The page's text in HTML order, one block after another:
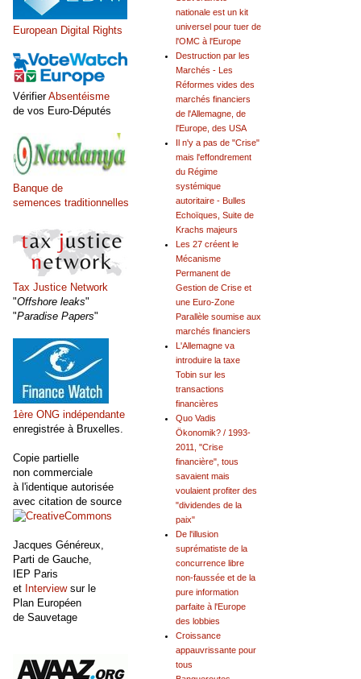
nationale est un kit
universel pour tuer de
l'OMC à l'Europe
Destruction par les
Marchés - Les
Réformes vides des
marchés financiers
de l'Allemagne, de
l'Europe, des USA
Il n'y a pas de "Crise"
mais l'effondrement
du Régime
systémique
autoritaire - Bulles
Echoïques, Suite de
Krachs majeurs
Les 27 créent le
Mécanisme
Permanent de
Gestion de Crise et
une Euro-Zone
Parallèle soumise aux
marchés financiers
L'Allemagne va
introduire la taxe
Tobin sur les
transactions
financières
Quo Vadis
Ökonomik? / 1993-
2011, "Crise
financière", tous
savaient mais
voulaient profiter des
"dividendes de la
paix"
De l'illusion
suprématiste de la
concurrence libre
non-faussée et de la
pure information
parfaite à l'Europe
des lobbies
Croissance
appauvrissante pour
tous
European Digital Rights
VérifierAbsentéisme
de vos Euro-Députés
Banque de
semences traditionnelles
Tax Justice Network
"Offshore leaks"
"Paradise Papers"
1ère ONG indépendante
enregistrée à Bruxelles.
Copie partielle
non commerciale
à l'identique autorisée
avec citation de source
Jacques Généreux,
Parti de Gauche,
IEP Paris
et Interviewsur le
Plan Européen
de Sauvetage